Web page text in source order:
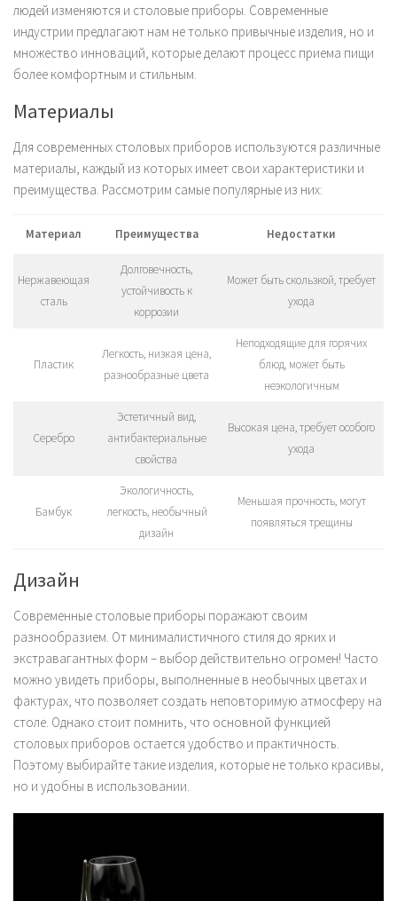
людей изменяются и столовые приборы. Современные
индустрии предлагают нам не только привычные изделия, но и
множество инноваций, которые делают процесс приема пищи
более комфортным и стильным.
Материалы
Для современных столовых приборов используются различные
материалы, каждый из которых имеет свои характеристики и
преимущества. Рассмотрим самые популярные из них:
Материал Преимущества Недостатки
Нержавеющая
сталь
Долговечность,
устойчивость к
коррозии
Может быть скользкой, требует
ухода
Пластик
Легкость, низкая цена,
разнообразные цвета
Неподходящие для горячих
блюд, может быть
неэкологичным
Серебро
Эстетичный вид,
антибактериальные
свойства
Высокая цена, требует особого
ухода
Бамбук
Экологичность,
легкость, необычный
дизайн
Меньшая прочность, могут
появляться трещины
Дизайн
Современные столовые приборы поражают своим
разнообразием. От минималистичного стиля до ярких и
экстравагантных форм – выбор действительно огромен! Часто
можно увидеть приборы, выполненные в необычных цветах и
фактурах, что позволяет создать неповторимую атмосферу на
столе. Однако стоит помнить, что основной функцией
столовых приборов остается удобство и практичность.
Поэтому выбирайте такие изделия, которые не только красивы,
но и удобны в использовании.